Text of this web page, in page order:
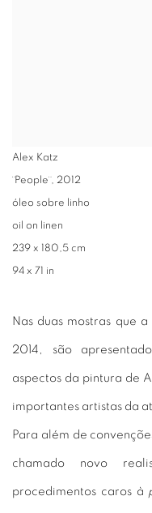
Alex Katz
¨People¨, 2012
óleo sobre linho
oil on linen
239 x 180,5 cm
94 x 71 in
Nas duas mostras que
2014, são
aspectos da pintura de
importantes artistas da
Para além de
chamado novo
procedimentos caros à